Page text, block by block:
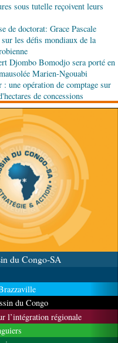
national de taekwondo :
d'une édition remarquable
centrale : la Banque
modernisation du corridor
sous tutelle reçoivent leurs
de doctorat: Grace Pascale
les défis mondiaux de la
Djombo Bomodjo sera porté en
Marien-Ngouabi
une opération de comptage sur
de concessions
du Congo-SA
du Congo
l’intégration régionale